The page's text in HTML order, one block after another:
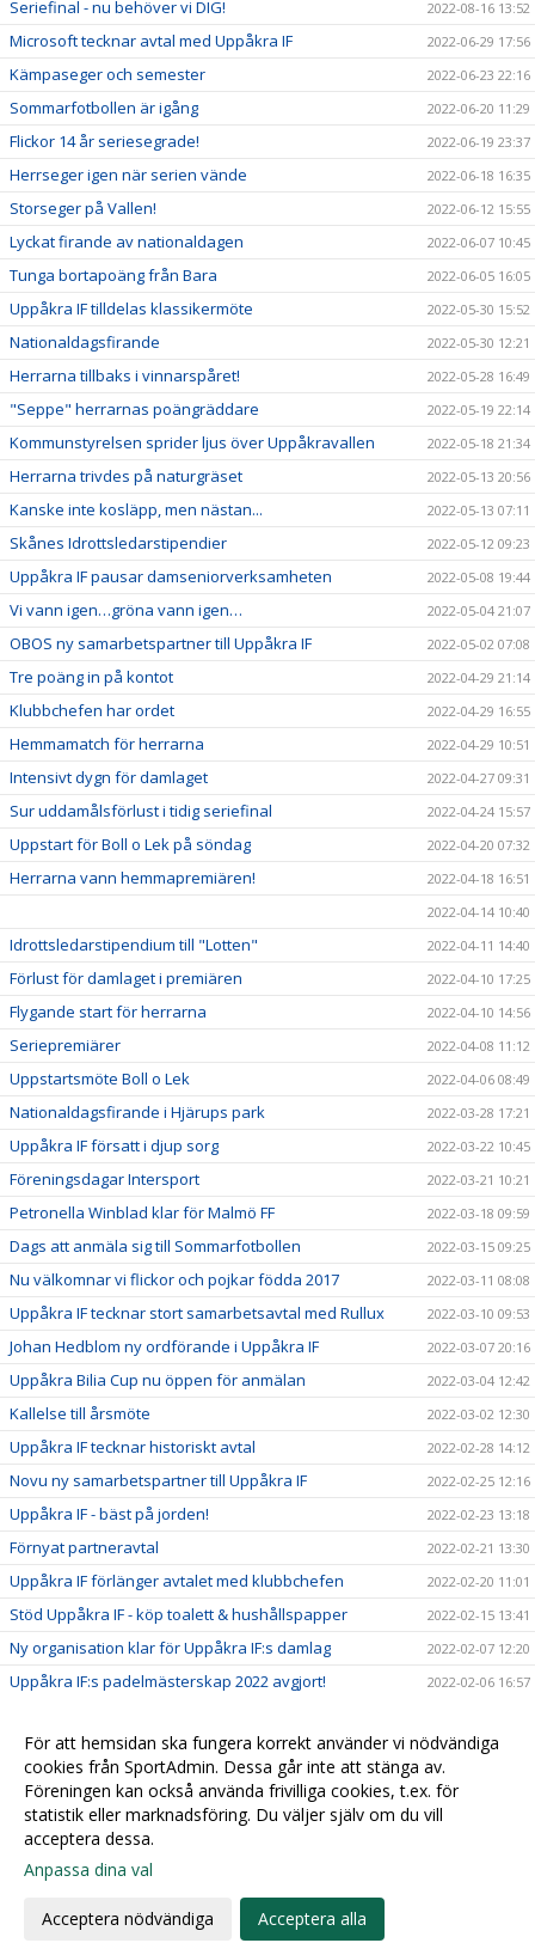
Seriefinal - nu behöver vi DIG! 2022-08-16 13:52
Microsoft tecknar avtal med Uppåkra IF 2022-06-29 17:56
Kämpaseger och semester 2022-06-23 22:16
Sommarfotbollen är igång 2022-06-20 11:29
Flickor 14 år seriesegrade! 2022-06-19 23:37
Herrseger igen när serien vände 2022-06-18 16:35
Storseger på Vallen! 2022-06-12 15:55
Lyckat firande av nationaldagen 2022-06-07 10:45
Tunga bortapoäng från Bara 2022-06-05 16:05
Uppåkra IF tilldelas klassikermöte 2022-05-30 15:52
Nationaldagsfirande 2022-05-30 12:21
Herrarna tillbaks i vinnarspåret! 2022-05-28 16:49
"Seppe" herrarnas poängräddare 2022-05-19 22:14
Kommunstyrelsen sprider ljus över Uppåkravallen 2022-05-18 21:34
Herrarna trivdes på naturgräset 2022-05-13 20:56
Kanske inte kosläpp, men nästan... 2022-05-13 07:11
Skånes Idrottsledarstipendier 2022-05-12 09:23
Uppåkra IF pausar damseniorverksamheten 2022-05-08 19:44
Vi vann igen…gröna vann igen… 2022-05-04 21:07
OBOS ny samarbetspartner till Uppåkra IF 2022-05-02 07:08
Tre poäng in på kontot 2022-04-29 21:14
Klubbchefen har ordet 2022-04-29 16:55
Hemmamatch för herrarna 2022-04-29 10:51
Intensivt dygn för damlaget 2022-04-27 09:31
Sur uddamålsförlust i tidig seriefinal 2022-04-24 15:57
Uppstart för Boll o Lek på söndag 2022-04-20 07:32
Herrarna vann hemmapremiären!
2022-04-18 16:51
2022-04-14 10:40
Idrottsledarstipendium till "Lotten" 2022-04-11 14:40
Förlust för damlaget i premiären 2022-04-10 17:25
Flygande start för herrarna 2022-04-10 14:56
Seriepremiärer 2022-04-08 11:12
Uppstartsmöte Boll o Lek 2022-04-06 08:49
Nationaldagsfirande i Hjärups park 2022-03-28 17:21
Uppåkra IF försatt i djup sorg 2022-03-22 10:45
Föreningsdagar Intersport 2022-03-21 10:21
Petronella Winblad klar för Malmö FF 2022-03-18 09:59
Dags att anmäla sig till Sommarfotbollen 2022-03-15 09:25
Nu välkomnar vi flickor och pojkar födda 2017 2022-03-11 08:08
Uppåkra IF tecknar stort samarbetsavtal med Rullux 2022-03-10 09:53
Johan Hedblom ny ordförande i Uppåkra IF 2022-03-07 20:16
Uppåkra Bilia Cup nu öppen för anmälan 2022-03-04 12:42
Kallelse till årsmöte 2022-03-02 12:30
Uppåkra IF tecknar historiskt avtal 2022-02-28 14:12
Novu ny samarbetspartner till Uppåkra IF 2022-02-25 12:16
Uppåkra IF - bäst på jorden! 2022-02-23 13:18
Förnyat partneravtal 2022-02-21 13:30
Uppåkra IF förlänger avtalet med klubbchefen 2022-02-20 11:01
Stöd Uppåkra IF - köp toalett & hushållspapper 2022-02-15 13:41
Ny organisation klar för Uppåkra IF:s damlag 2022-02-07 12:20
Uppåkra IF:s padelmästerskap 2022 avgjort! 2022-02-06 16:57
Sparbanken Skåne utökar sitt samarbete med Uppåkra
2022-01-09 09:06
Ultras tackar för stödet 2022-01-07 15:25
inställningar
Webbversion
För att hemsidan ska fungera korrekt använder vi nödvändiga
cookies från SportAdmin. Dessa går inte att stänga av.
Föreningen kan också använda frivilliga cookies, t.ex. för
statistik eller marknadsföring. Du väljer själv om du vill
acceptera dessa.
Anpassa dina val
Acceptera nödvändiga Acceptera alla